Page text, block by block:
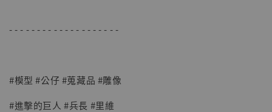
- - - - - - - - - - - - - - - - - - - -
#模型 #公仔 #蒐藏品 #雕像
#進擊的巨人 #兵長 #里維